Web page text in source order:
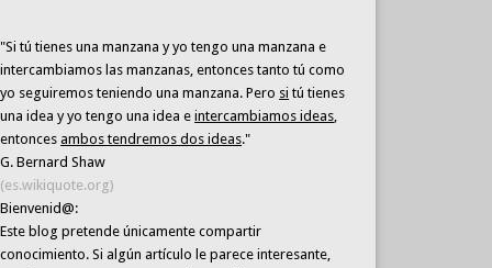
"Si tú tienes una manzana y yo tengo una manzana e
intercambiamos las manzanas, entonces tanto tú como
yo seguiremos teniendo una manzana. Pero si tú tienes
una idea y yo tengo una idea eintercambiamos ideas,
entoncesambos tendremos dos ideas."
G. Bernard Shaw
(es.wikiquote.org)
Bienvenid@:
Este blog pretende únicamentecompartir
conocimiento. Si algún artículo le parece interesante,